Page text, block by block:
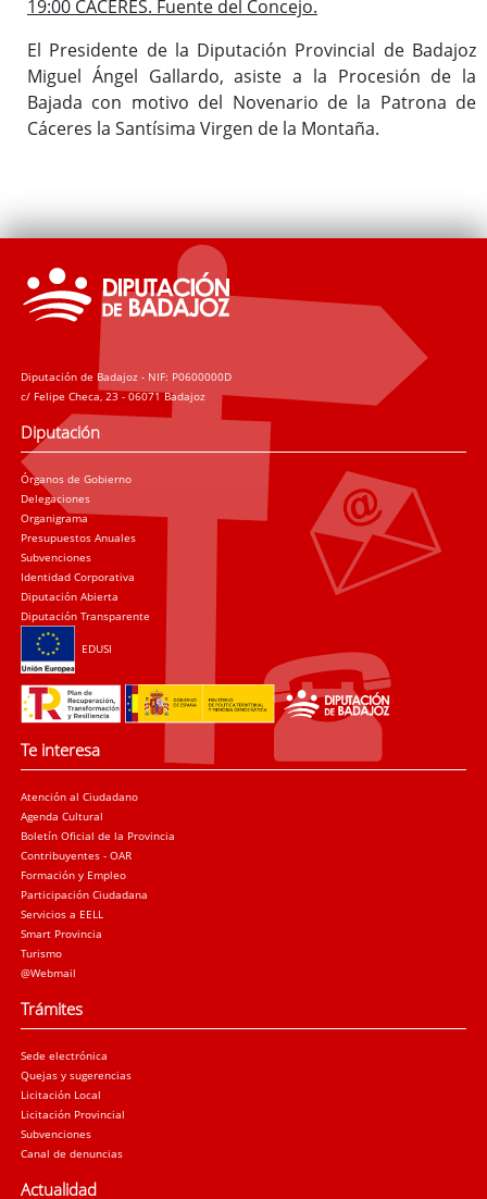
19:00 CÁCERES. Fuente del Concejo.
El Presidente de la Diputación Provincial de Badajoz
Miguel Ángel Gallardo, asiste a la Procesión de la
Bajada con motivo del Novenario de la Patrona de
Cáceres la Santísima Virgen de la Montaña.
Diputación de Badajoz - NIF: P0600000D
c/ Felipe Checa, 23 - 06071 Badajoz
Diputación
Órganos de Gobierno
Delegaciones
Organigrama
Presupuestos Anuales
Subvenciones
Identidad Corporativa
Diputación Abierta
Diputación Transparente
EDUSI
Te interesa
Atención al Ciudadano
Agenda Cultural
Boletín Oficial de la Provincia
Contribuyentes - OAR
Formación y Empleo
Participación Ciudadana
Servicios a EELL
Smart Provincia
Turismo
@Webmail
Trámites
Sede electrónica
Quejas y sugerencias
Licitación Local
Licitación Provincial
Subvenciones
Canal de denuncias
Actualidad